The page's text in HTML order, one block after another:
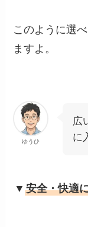
このように選
ますよ。
ゆうひ
広
に
▼ 安全・快適